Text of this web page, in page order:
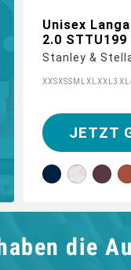
Unisex
2.0 STTU199
Stanley &
XXSXSS M LXLXXL3XL
JETZT
die